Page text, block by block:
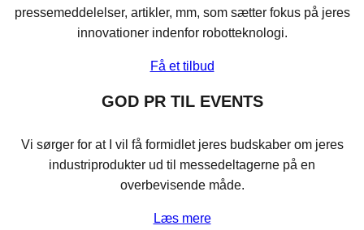
pressemeddelelser, artikler, mm, som sætter fokus på jeres
innovationer indenfor robotteknologi.
Få et tilbud
GOD PR TIL EVENTS
Vi sørger for at I vil få formidlet jeres budskaber om jeres
industriprodukter ud til messedeltagerne på en
overbevisende måde.
Læs mere